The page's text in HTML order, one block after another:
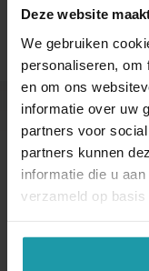
Deze website
We gebruiken
personaliseren, om
en om ons
informatie over uw
partners voor
partners kunnen
informatie die u
verzameld op basis